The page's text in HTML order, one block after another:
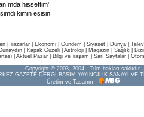
hissettim'
kimin eşisin
Yazarlar Ekonomi Gündem Siyaset Dünya |
Kapak Güzeli Astroloji Magazin Sağlık
Aktüel Pazar Bilgi ve Yaşam Sarı Sayfalar
Copyright © 2003, 2004 - Tüm hakları saklıdır.
GAZETE DERGİ BASIM YAYINCILIK SANAYİ VE
Üretim ve Tasarım